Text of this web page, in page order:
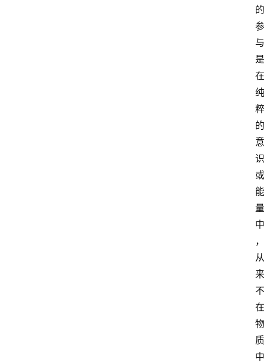
的
参
与
是
在
纯
粹
的
意
识
或
能
量
中
，
从
来
不
在
物
质
中